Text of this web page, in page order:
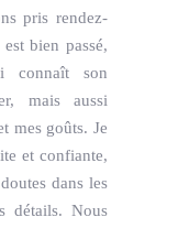
pris rendez-
bien passé,
connaît son
mais aussi
mes goûts. Je
et confiante,
dans les
détails. Nous